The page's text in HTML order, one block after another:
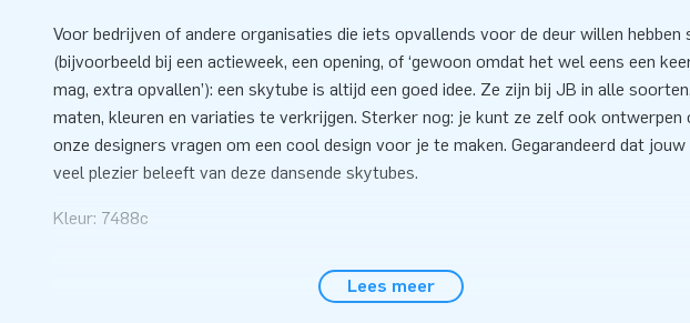
Voor bedrijven of andere organisaties die iets opvallends voor de deur willen hebben
(bijvoorbeeld bij een actieweek, een opening, of ‘gewoon omdat het wel eens een
mag, extra opvallen’): een skytube is altijd een goed idee. Ze zijn bij JB in alle soorten,
maten, kleuren en variaties te verkrijgen. Sterker nog: je kunt ze zelf ook ontwerpen
onze designers vragen om een cool design voor je te maken. Gegarandeerd dat
veel plezier beleeft van deze dansende skytubes.
Kleur: 7488c
dit product wordt aangeboden exclusief een skydancer blower (diameter 45
Lees meer